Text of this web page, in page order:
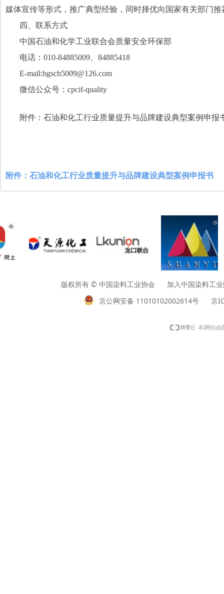
媒体宣传等形式，推广典型经验，同时择优向国家有关部门推
四、联系方式
中国石油和化学工业联合会质量安全环保部
电话： 010-84885009
84885418
E-mail:hgscb5009@126.com
微信公众号： cpcif-quality
附件：石油和化工行业质量提升与品牌建设典型案例申报
附件：石油和化工行业质量提升与品牌建设典型案例申报书
版权所有 © 中国染料工业协会 加入中国染料工业
京公网安备 11010102002614号
京
本网站由